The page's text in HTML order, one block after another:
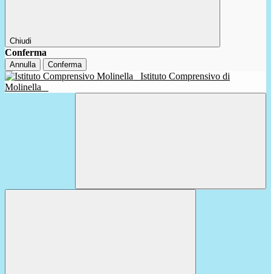
Chiudi
Conferma
Annulla Conferma
Istituto Comprensivo di
Molinella